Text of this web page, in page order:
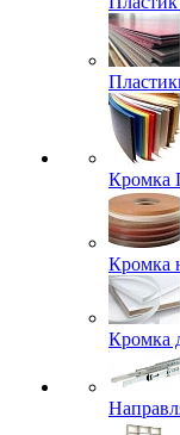
Кромка
Кромка